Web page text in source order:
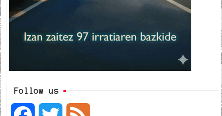
Follow us